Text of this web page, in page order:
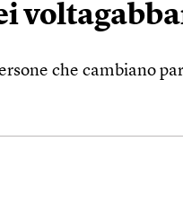
che cambiano